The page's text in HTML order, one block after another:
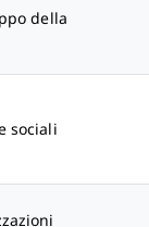
della
sociali